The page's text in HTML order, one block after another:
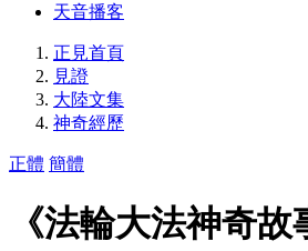
天音播客
正見首頁
見證
大陸文集
神奇經歷
正體 簡體
《法輪大法神奇故